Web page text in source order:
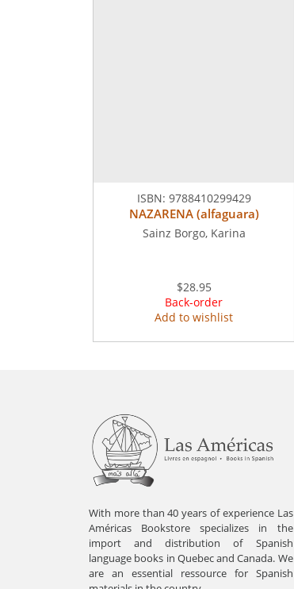
ISBN: 9788410299429
NAZARENA (alfaguara)
Sainz Borgo, Karina
$28.95
Back-order
Add to wishlist
With more than 40 years of experience Las
Américas Bookstore specializes in the
import and distribution of Spanish
language books in Quebec and Canada. We
are an essential ressource for Spanish